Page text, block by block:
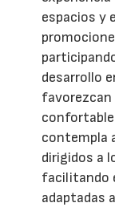
espacios y
desarrollo
favorezcan
contempla
dirigidos a
facilitando
adaptadas